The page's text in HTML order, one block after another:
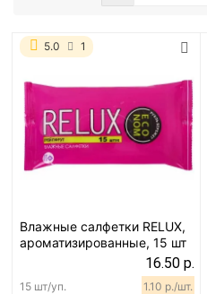
5.0 1
Влажные салфетки RELUX,
ароматизированные, 15 шт
16.50 р.
15 шт/уп. 1.10 р./шт.